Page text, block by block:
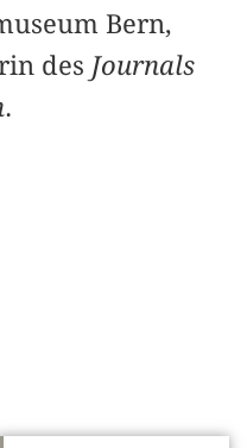
Bern,
des Journals
.